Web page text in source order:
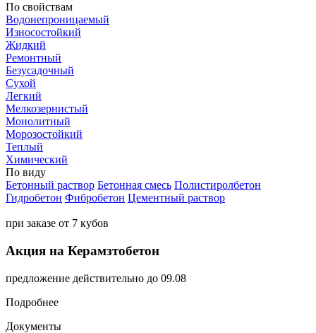
По свойствам
Водонепроницаемый
Износостойкий
Жидкий
Ремонтный
Безусадочный
Сухой
Легкий
Мелкозернистый
Монолитный
Морозостойкий
Теплый
Химический
По виду
Бетонный раствор Бетонная смесь Полистиролбетон
Гидробетон Фибробетон Цементный раствор
при заказе от 7 кубов
Акция на Керамзтобетон
предложение действительно до 09.08
Подробнее
Документы